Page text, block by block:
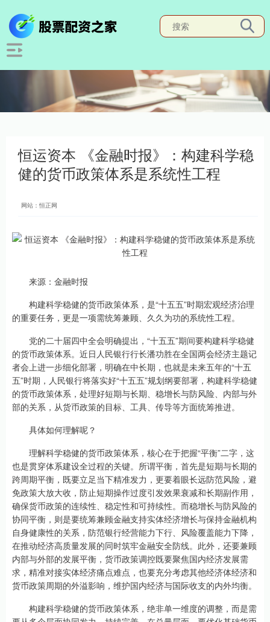
恒运资本 《金融时报》：构建科学稳
健的货币政策体系是系统性工程
网站：恒正网
来源：金融时报
构建科学稳健的货币政策体系，是“十五五”时期宏观经济治理
的重要任务，更是一项需统筹兼顾、久久为功的系统性工程。
党的二十届四中全会明确提出，“十五五”期间要构建科学稳健
的货币政策体系。近日人民银行行长潘功胜在全国两会经济主题记
者会上进一步细化部署，明确在中长期，也就是未来五年的“十五
五”时期，人民银行将落实好“十五五”规划纲要部署，构建科学稳健
的货币政策体系，处理好短期与长期、稳增长与防风险、内部与外
部的关系，从货币政策的目标、工具、传导等方面统筹推进。
具体如何理解呢？
理解科学稳健的货币政策体系，核心在于把握“平衡”二字，这
也是贯穿体系建设全过程的关键。所谓平衡，首先是短期与长期的
跨周期平衡，既要立足当下精准发力，更要着眼长远防范风险，避
免政策大放大收，防止短期操作过度引发效果衰减和长期副作用，
确保货币政策的连续性、稳定性和可持续性。而稳增长与防风险的
协同平衡，则是要统筹兼顾金融支持实体经济增长与保持金融机构
自身健康性的关系，防范银行经营能力下行、风险覆盖能力下降，
在推动经济高质量发展的同时筑牢金融安全防线。此外，还要兼顾
内部与外部的发展平衡，货币政策调控既要聚焦国内经济发展需
求，精准对接实体经济痛点难点，也要充分考虑其他经济体经济和
货币政策周期的外溢影响，维护国内经济与国际收支的内外均衡。
构建科学稳健的货币政策体系，绝非单一维度的调整，而是需